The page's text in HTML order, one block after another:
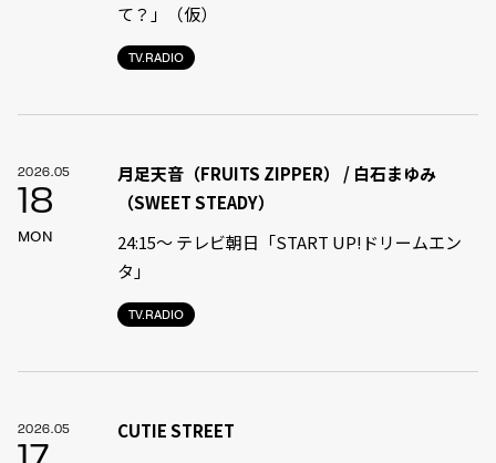
TV.RADIO
て？」（仮）
2026.05
18
MON
TV.RADIO
月足天音（FRUITS ZIPPER） / 白石まゆみ
（SWEET STEADY）
24:15〜 テレビ朝日「START UP!ドリームエン
タ」
2026.05
CUTIE STREET